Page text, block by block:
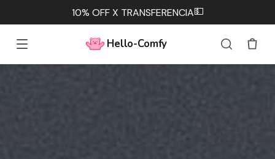
10% OFF X TRANSFERENCIA💵
Hello-Comfy